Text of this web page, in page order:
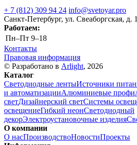
+ 7 (812) 309 94 24 info@svetoyar.pro
Санкт-Петербург, ул. Свеаборгская, д.
Работаем:
Пн–Пт 9–18
Контакты
Правовая информация
© Разработано в Arlight, 2026
Каталог
Светодиодные лентыИсточники
и автоматизацииАлюминиевые
светДизайнерский светСистемы
освещениеГибкий неонСветодиодный
декорЭлектроустановочные изделия
О компании
О насПроизводствоНовостиПроекты